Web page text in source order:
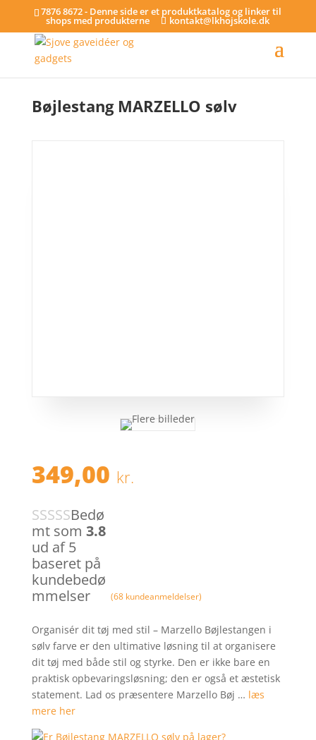
7876 8672 - Denne side er et produktkatalog og linker til
shops med produkterne kontakt@lkhojskole.dk
Bøjlestang MARZELLO sølv
349,00 kr.
Bedø
mt som 3.8
ud af 5
baseret på
kundebedø
mmelser
(68kundeanmeldelser)
Organisér dit tøj med stil – Marzello Bøjlestangen i
sølv farve er den ultimative løsning til at organisere
dit tøj med både stil og styrke. Den er ikke bare en
praktisk opbevaringsløsning; den er også et æstetisk
statement. Lad os præsentere Marzello Bøj … læs
mere her